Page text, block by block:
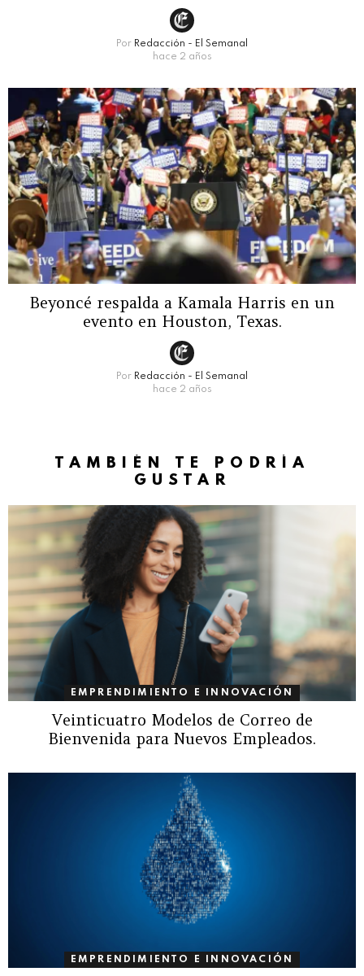
Por Redacción - El Semanal
hace 2 años
Beyoncé respalda a Kamala Harris en un
evento en Houston, Texas.
Por Redacción - El Semanal
hace 2 años
TAMBIÉN TE PODRÍA
GUSTAR
EMPRENDIMIENTO E INNOVACIÓN
Veinticuatro Modelos de Correo de
Bienvenida para Nuevos Empleados.
EMPRENDIMIENTO E INNOVACIÓN